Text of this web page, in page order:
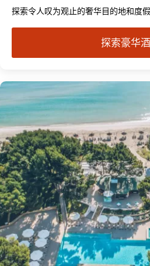
探索令人叹为观止的奢华目的地和度
探索豪华